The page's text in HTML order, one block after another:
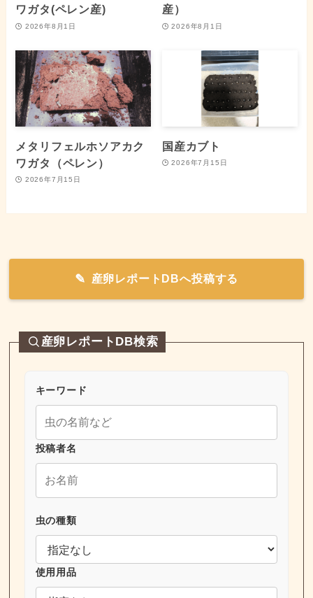
ワガタ(ペレン産)
2026年8月1日
産）
2026年8月1日
メタリフェルホソアカク
ワガタ（ペレン）
2026年7月15日
国産カブト
2026年7月15日
産卵レポートDBへ投稿する
産卵レポートDB検索
キーワード
投稿者名
虫の種類
使用用品